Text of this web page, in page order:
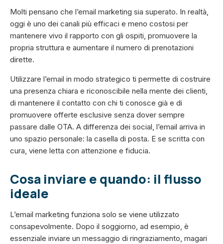
Molti pensano che l’email marketing sia superato. In realtà,
oggi è uno dei canali più efficaci e meno costosi per
mantenere vivo il rapporto con gli ospiti, promuovere la
propria struttura e aumentare il numero di prenotazioni
dirette.
Utilizzare l’email in modo strategico ti permette di costruire
una presenza chiara e riconoscibile nella mente dei clienti,
di mantenere il contatto con chi ti conosce già e di
promuovere offerte esclusive senza dover sempre
passare dalle OTA. A differenza dei social, l’email arriva in
uno spazio personale: la casella di posta. E se scritta con
cura, viene letta con attenzione e fiducia.
Cosa inviare e quando: il flusso
ideale
L’email marketing funziona solo se viene utilizzato
consapevolmente. Dopo il soggiorno, ad esempio, è
essenziale inviare un messaggio di ringraziamento, magari